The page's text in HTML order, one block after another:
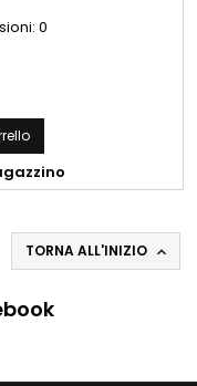
0
TORNA ALL'INIZIO 